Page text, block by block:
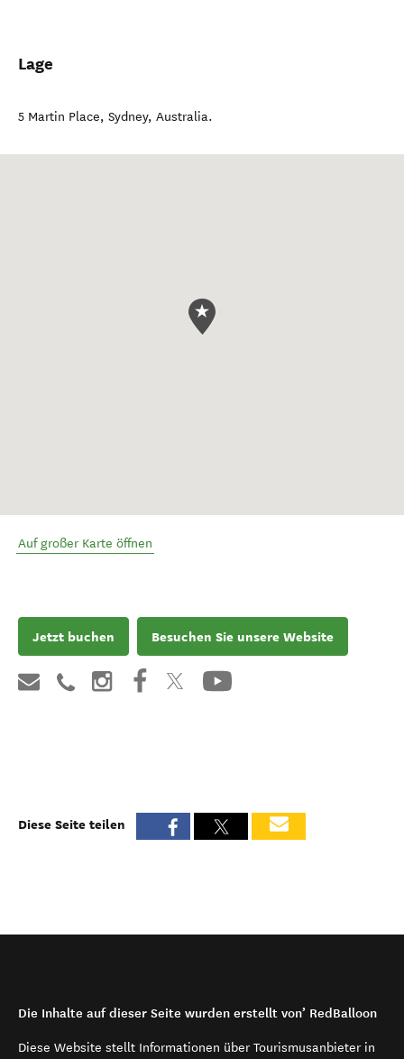
Lage
5 Martin Place, Sydney, Australia.
Auf großer Karte öffnen
Jetzt buchen Besuchen Sie unsere Website
Diese Seite teilen
Die Inhalte auf dieser Seite wurden erstellt von’ RedBalloon
Diese Website stellt Informationen über Tourismusanbieter in